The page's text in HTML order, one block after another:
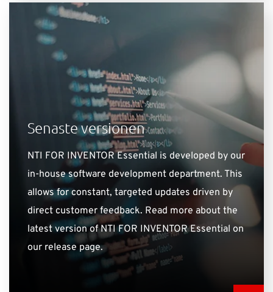
Senaste versionen
NTI FOR INVENTOR Essential is developed by our
in-house software development department. This
allows for constant, targeted updates driven by
direct customer feedback. Read more about the
latest version of NTI FOR INVENTOR Essential on
our release page.